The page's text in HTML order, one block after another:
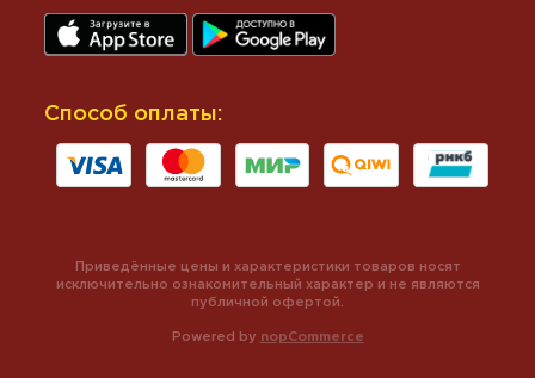
Способ оплаты:
Powered by nopCommerce
Приведённые цены и характеристики товаров носят
исключительно ознакомительный характер и не являются
публичной офертой.